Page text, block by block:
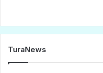
TuraNews